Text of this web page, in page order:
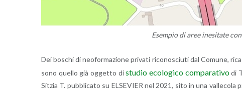
Esem­pio di aree ine­si­ta­te
Dei bo­schi di neo­for­ma­zio­ne pri­va­ti ri­co­no­sciu­ti dal Co­mu­ne,
sono quel­lo già og­get­to distu­dio eco­lo­gi­co com­pa­ra­ti­vodi
Si­tzia T. pub­bli­ca­to su EL­SE­VIER nel 2021, sito in una